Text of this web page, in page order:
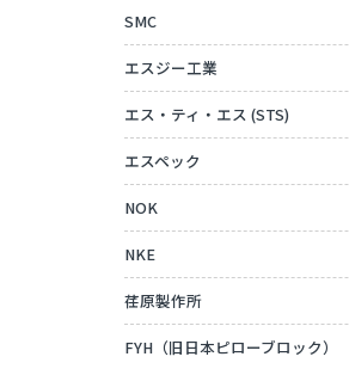
SMC
エスジー工業
エス・ティ・エス (STS)
エスペック
NOK
NKE
荏原製作所
FYH（旧日本ピローブロック）